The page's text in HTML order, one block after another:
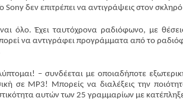
Sony δεν επιτρέπει να αντιγράψεις στον
όλο. Έχει ταυτόχρονα ραδιόφωνο, με
να αντιγράφει προγράμματα από το
– συνδέεται με οποιαδήποτε
σε ΜΡ3! Μπορείς να διαλέξεις την
αυτών των 25 γραμμαρίων με